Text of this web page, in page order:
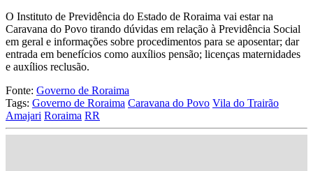
O Instituto de Previdência do Estado de Roraima vai estar na
Caravana do Povo tirando dúvidas em relação à Previdência Social
em geral e informações sobre procedimentos para se aposentar; dar
entrada em benefícios como auxílios pensão; licenças maternidades
e auxílios reclusão.
Fonte: Governo de Roraima
Tags: Governo de Roraima Caravana do Povo Vila do Trairão
Amajari Roraima RR